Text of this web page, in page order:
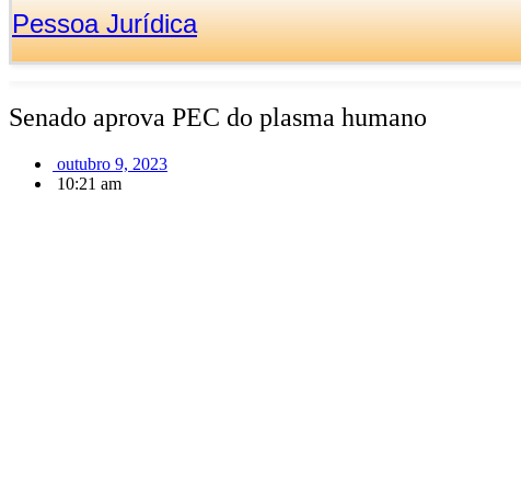
Pessoa Jurídica
Senado aprova PEC do plasma humano
outubro 9, 2023
10:21 am